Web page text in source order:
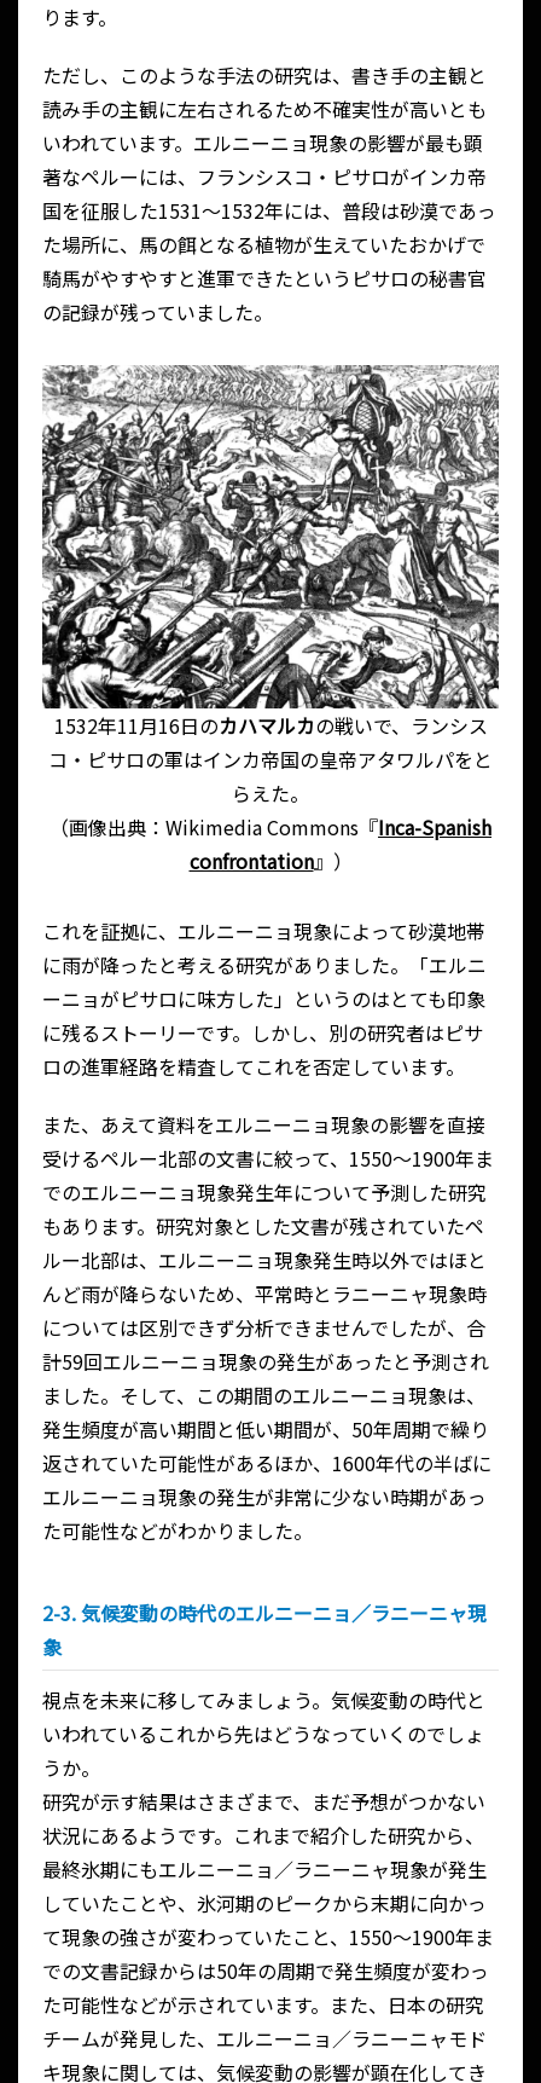
ります。
ただし、このような手法の研究は、書き手の主観と
読み手の主観に左右されるため不確実性が高いとも
いわれています。エルニーニョ現象の影響が最も顕
著なペルーには、フランシスコ・ピサロがインカ帝
国を征服した1531～1532年には、普段は砂漠であっ
た場所に、馬の餌となる植物が生えていたおかげで
騎馬がやすやすと進軍できたというピサロの秘書官
の記録が残っていました。
1532年11月16日のカハマルカの戦いで、ランシス
コ・ピサロの軍はインカ帝国の皇帝アタワルパをと
らえた。
（画像出典：Wikimedia Commons『Inca-Spanish
confrontation』）
これを証拠に、エルニーニョ現象によって砂漠地帯
に雨が降ったと考える研究がありました。「エルニ
ーニョがピサロに味方した」というのはとても印象
に残るストーリーです。しかし、別の研究者はピサ
ロの進軍経路を精査してこれを否定しています。
また、あえて資料をエルニーニョ現象の影響を直接
受けるペルー北部の文書に絞って、1550～1900年ま
でのエルニーニョ現象発生年について予測した研究
もあります。研究対象とした文書が残されていたペ
ルー北部は、エルニーニョ現象発生時以外ではほと
んど雨が降らないため、平常時とラニーニャ現象時
については区別できず分析できませんでしたが、合
計59回エルニーニョ現象の発生があったと予測され
ました。そして、この期間のエルニーニョ現象は、
発生頻度が高い期間と低い期間が、50年周期で繰り
返されていた可能性があるほか、1600年代の半ばに
エルニーニョ現象の発生が非常に少ない時期があっ
た可能性などがわかりました。
2-3. 気候変動の時代のエルニーニョ／ラニーニャ現
象
視点を未来に移してみましょう。気候変動の時代と
いわれているこれから先はどうなっていくのでしょ
うか。
研究が示す結果はさまざまで、まだ予想がつかない
状況にあるようです。これまで紹介した研究から、
最終氷期にもエルニーニョ／ラニーニャ現象が発生
していたことや、氷河期のピークから末期に向かっ
て現象の強さが変わっていたこと、1550～1900年ま
での文書記録からは50年の周期で発生頻度が変わっ
た可能性などが示されています。また、日本の研究
チームが発見した、エルニーニョ／ラニーニャモド
キ現象に関しては、気候変動の影響が顕在化してき